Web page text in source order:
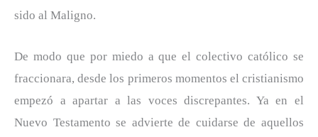
sido al Maligno.
De modo que por miedo a que el colectivo católico se
fraccionara, desde los primeros momentos el cristianismo
empezó a apartar a las voces discrepantes. Ya en el
Nuevo Testamento se advierte de cuidarse de aquellos